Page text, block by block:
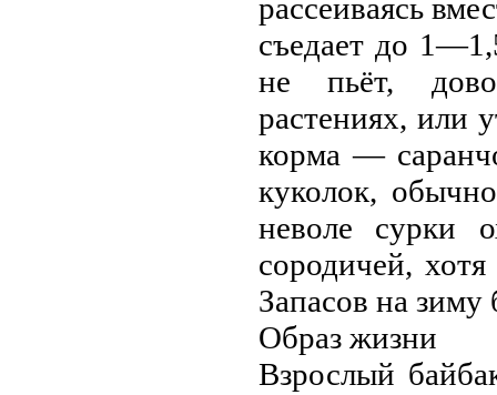
рассеиваясь
съeдает до
не пьёт,
растениях, или
корма —
куколок,
неволе сурки
сородичей,
Запасов на зиму
Образ жизни
Взрослый